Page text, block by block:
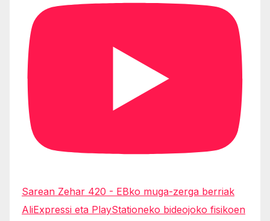
Sarean Zehar 420 - EBko muga-zerga berriak
AliExpressi eta PlayStationeko bideojoko fisikoen